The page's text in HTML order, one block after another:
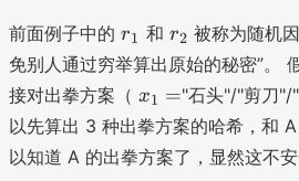
)
前面例子中的 r
_
1
r1 和 r
_
2
r2 被称为随机
免别人通过穷举算出原始的秘密”。
接对出拳方案（ x
_
1
=
x1 ="石头"/"剪刀"/
以先算出 3 种出拳方案的哈希，和
以知道 A 的出拳方案了，显然这不安